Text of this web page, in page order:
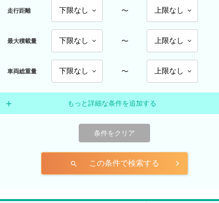
走行距離 〜
最大積載量 〜
車両総重量 〜
もっと詳細な条件を追加する
条件をクリア
search この条件で検索する